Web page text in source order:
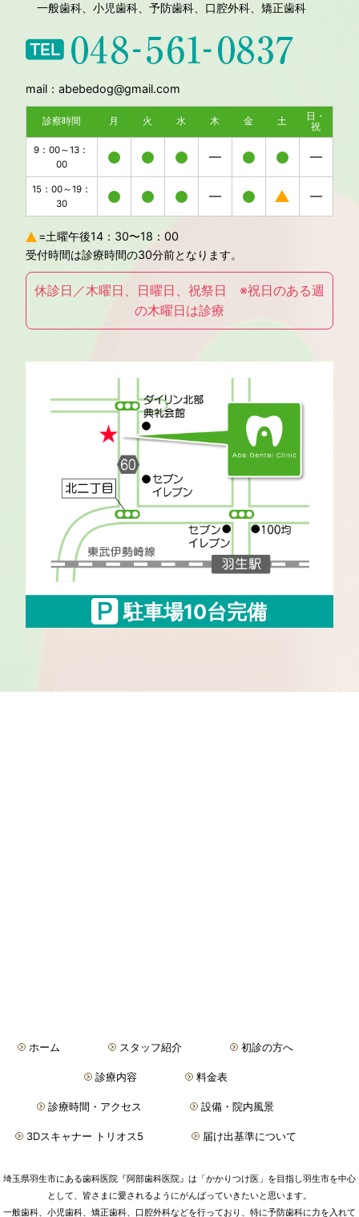
一般歯科、小児歯科、予防歯科、口腔外科、矯正歯科
mail：abebedog@gmail.com
診察時間 月 火 水 木 金 土
日・
祝
9：00～13：
00
15：00～19：
30
=土曜午後14：30〜18：00
受付時間は診療時間の30分前となります。
休診日／木曜日、日曜日、祝祭日 ※祝日のある週
の木曜日は診療
駐車場10台完備
ホーム スタッフ紹介 初診の方へ
診療内容 料金表
診療時間・アクセス 設備・院内風景
3Dスキャナー トリオス5 届け出基準について
埼玉県羽生市にある歯科医院『阿部歯科医院』は「かかりつけ医」を目指し羽生市を中心
として、皆さまに愛されるようにがんばっていきたいと思います。
一般歯科、小児歯科、矯正歯科、口腔外科などを行っており、特に予防歯科に力を入れて